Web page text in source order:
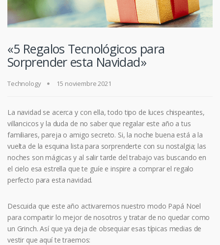
«5 Regalos Tecnológicos para
Sorprender esta Navidad»
Technology 15 noviembre 2021
La navidad se acerca y con ella, todo tipo de luces chispeantes,
villancicos y la duda de no saber que regalar este año a tus
familiares, pareja o amigo secreto. Si, la noche buena está a la
vuelta de la esquina lista para sorprenderte con su nostalgia; las
noches son mágicas y al salir tarde del trabajo vas buscando en
el cielo esa estrella que te guíe e inspire a comprar el regalo
perfecto para esta navidad.
Descuida que este año activaremos nuestro modo Papá Noel
para compartir lo mejor de nosotros y tratar de no quedar como
un Grinch. Así que ya deja de obsequiar esas típicas medias de
vestir que aquí te traemos: